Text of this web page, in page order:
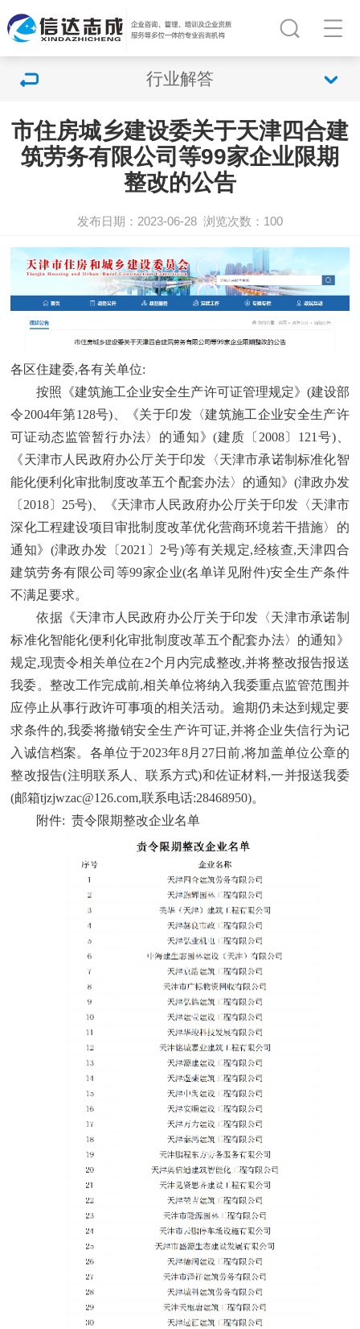
行业解答
​市住房城乡建设委关于天津四合建
筑劳务有限公司等99家企业限期
整改的公告
发布日期：2023-06-28 浏览次数： 100
各区住建委,各有关单位:
按照《建筑施工企业安全生产许可证管理规定》(建设部
令2004年第128号)、《关于印发〈建筑施工企业安全生产许
可证动态监管暂行办法〉的通知》(建质〔2008〕121号)、
《天津市人民政府办公厅关于印发〈天津市承诺制标准化智
能化便利化审批制度改革五个配套办法〉的通知》(津政办发
〔2018〕25号)、《天津市人民政府办公厅关于印发〈天津市
深化工程建设项目审批制度改革优化营商环境若干措施〉的
通知》(津政办发〔2021〕2号)等有关规定,经核查,天津四合
建筑劳务有限公司等99家企业(名单详见附件)安全生产条件
不满足要求。
依据《天津市人民政府办公厅关于印发〈天津市承诺制
标准化智能化便利化审批制度改革五个配套办法〉的通知》
规定,现责令相关单位在2个月内完成整改,并将整改报告报送
我委。整改工作完成前,相关单位将纳入我委重点监管范围并
应停止从事行政许可事项的相关活动。逾期仍未达到规定要
求条件的,我委将撤销安全生产许可证,并将企业失信行为记
入诚信档案。各单位于2023年8月27日前,将加盖单位公章的
整改报告(注明联系人、联系方式)和佐证材料,一并报送我委
(邮箱tjzjwzac@126.com,联系电话:28468950)。
附件: 责令限期整改企业名单